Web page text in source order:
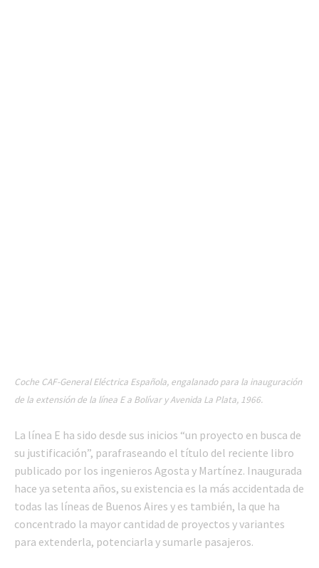
Coche CAF-General Eléctrica Española, engalanado para la inauguración
de la extensión de la línea E a Bolívar y Avenida La Plata, 1966.
La línea E ha sido desde sus inicios “un proyecto en busca de
su justificación”, parafraseando el título del reciente libro
publicado por los ingenieros Agosta y Martínez. Inaugurada
hace ya setenta años, su existencia es la más accidentada de
todas las líneas de Buenos Aires y es también, la que ha
concentrado la mayor cantidad de proyectos y variantes
para extenderla, potenciarla y sumarle pasajeros.